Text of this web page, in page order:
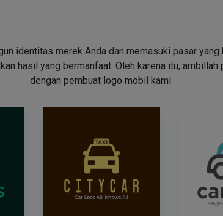
identitas merek Anda dan memasuki pasar
hasil yang bermanfaat. Oleh karena itu,
dengan pembuat logo mobil kami.